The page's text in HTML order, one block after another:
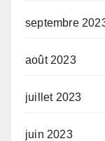
septembre
août 2023
juillet 2023
juin 2023